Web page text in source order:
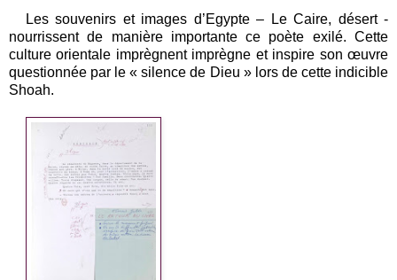
Les souvenirs et images d’Egypte – Le Caire, désert -
nourrissent de manière importante ce poète exilé. Cette
culture orientale imprègnent imprègne et inspire son œuvre
questionnée par le « silence de Dieu » lors de cette indicible
Shoah.